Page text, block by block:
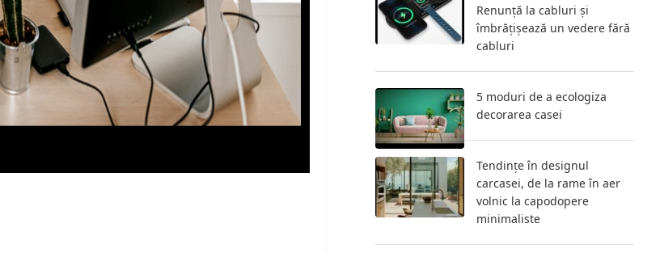
Renunță la cabluri și
îmbrățișează un vedere fără
cabluri
5 moduri de a ecologiza
decorarea casei
Tendințe în designul
carcasei, de la rame în aer
volnic la capodopere
minimaliste